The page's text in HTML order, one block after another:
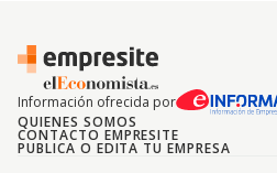
Información ofrecida por
QUIENES SOMOS
CONTACTO EMPRESITE
PUBLICA O EDITA TU EMPRESA